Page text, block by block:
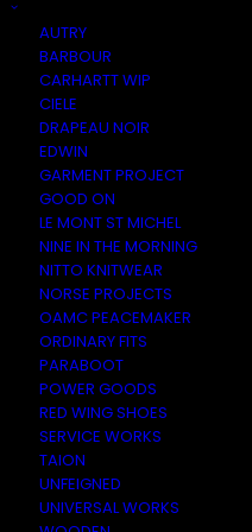
AUTRY
BARBOUR
CARHARTT WIP
CIELE
DRAPEAU NOIR
EDWIN
GARMENT PROJECT
GOOD ON
LE MONT ST MICHEL
NINE IN THE MORNING
NITTO KNITWEAR
NORSE PROJECTS
OAMC PEACEMAKER
ORDINARY FITS
PARABOOT
POWER GOODS
RED WING SHOES
SERVICE WORKS
TAION
UNFEIGNED
UNIVERSAL WORKS